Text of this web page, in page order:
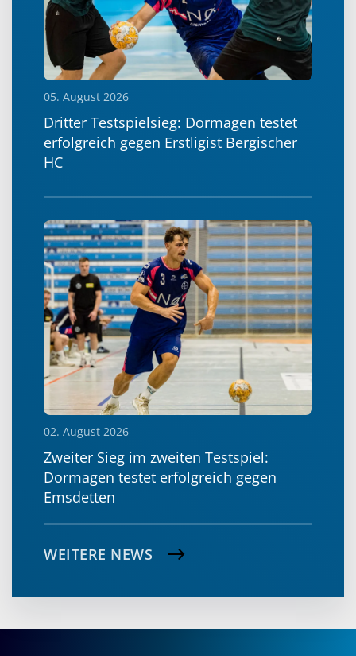
05. August 2026
Dritter Testspielsieg: Dormagen testet
erfolgreich gegen Erstligist Bergischer
HC
02. August 2026
Zweiter Sieg im zweiten Testspiel:
Dormagen testet erfolgreich gegen
Emsdetten
WEITERE NEWS